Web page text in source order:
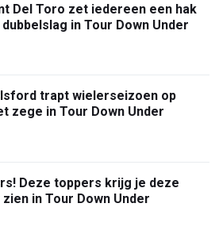
Del Toro zet iedereen een hak
in Tour Down Under
trapt wielerseizoen op
zege in Tour Down Under
Deze toppers krijg je deze
in Tour Down Under